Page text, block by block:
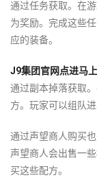
通过任务获取。在
为奖励。完成这些
应的装备。
J9集团官网点进马
通过副本掉落获取
方。玩家可以组队
通过声望商人购买
声望商人会出售一
买这些配方。